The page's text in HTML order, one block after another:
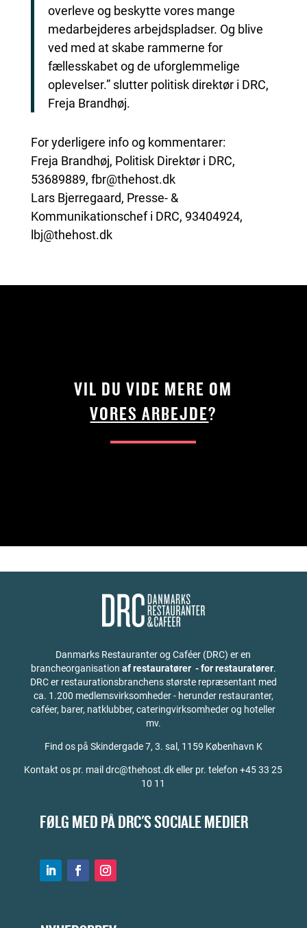
overleve og beskytte vores mange
medarbejderes arbejdspladser. Og blive
ved med at skabe rammerne for
fællesskabet og de uforglemmelige
oplevelser.” slutter politisk direktør i DRC,
Freja Brandhøj.
For yderligere info og kommentarer:
Freja Brandhøj, Politisk Direktør i DRC,
53689889, fbr@thehost.dk
Lars Bjerregaard, Presse- &
Kommunikationschef i DRC, 93404924,
lbj@thehost.dk
VIL DU VIDE MERE OM
VORES ARBEJDE?
Danmarks Restauranter og Caféer (DRC) er en
brancheorganisation af restauratører - for restauratører.
DRC er restaurationsbranchens største repræsentant med
ca. 1.200 medlemsvirksomheder - herunder restauranter,
caféer, barer, natklubber, cateringvirksomheder og hoteller
mv.
Find os på Skindergade 7, 3. sal, 1159 København K
Kontakt os pr. mail drc@thehost.dk eller pr. telefon +45 33 25
10 11
FØLG MED PÅ DRC'S SOCIALE MEDIER